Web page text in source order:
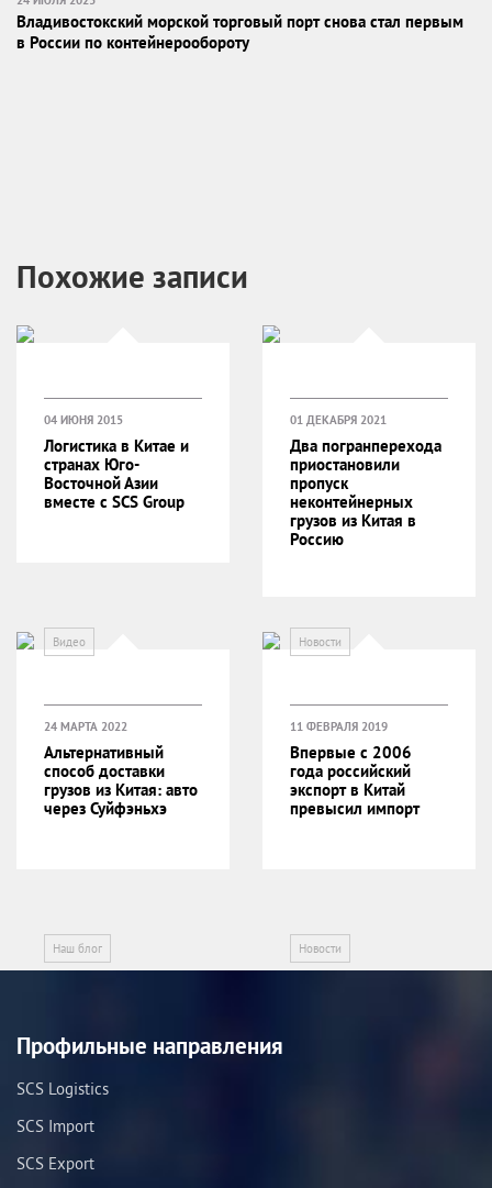
Владивостокский морской торговый порт снова стал первым
в России по контейнерообороту
Похожие записи
Видео
04 ИЮНЯ 2015
Логистика в Китае и
странах Юго-
Восточной Азии
вместе с SCS Group
Новости
01 ДЕКАБРЯ 2021
Два погранперехода
приостановили
пропуск
неконтейнерных
грузов из Китая в
Россию
Наш блог
24 МАРТА 2022
Альтернативный
способ доставки
грузов из Китая: авто
через Суйфэньхэ
Новости
11 ФЕВРАЛЯ 2019
Впервые с 2006
года российский
экспорт в Китай
превысил импорт
Профильные направления
SCS Logistics
SCS Import
SCS Export